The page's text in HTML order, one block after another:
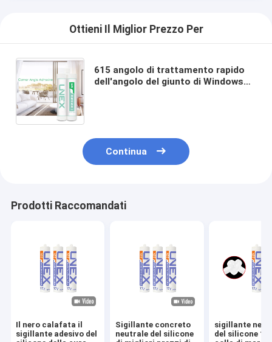
Ottieni Il Miglior Prezzo Per
615 angolo di trattamento rapido
dell'angolo del giunto di Windows
Continua
Prodotti Raccomandati
Il nero calafata il
sigillante adesivo del
Sigillante concreto
neutrale del silicone
sigillante
del silicone